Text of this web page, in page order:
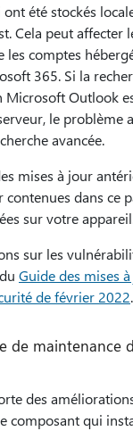
été stockés
Cela peut affecter
les comptes
365. Si la
Microsoft Outlook
le problème
avancée.
mises à jour
dans ce
sur votre
sur les
Guide des mises
de février 2022.
de maintenance
des
composant qui